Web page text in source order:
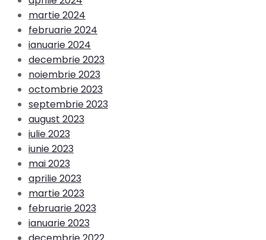
martie 2024
februarie 2024
ianuarie 2024
decembrie 2023
noiembrie 2023
octombrie 2023
septembrie 2023
august 2023
iulie 2023
iunie 2023
mai 2023
aprilie 2023
martie 2023
februarie 2023
ianuarie 2023